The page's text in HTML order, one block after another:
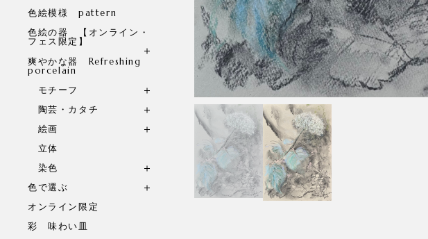
色絵模様 pattern
色絵の器 【オンライン・
フェス限定】
爽やかな器 Refreshing
porcelain
モチーフ
陶芸・カタチ
絵画
立体
染色
色で選ぶ
オンライン限定
彩 味わい皿